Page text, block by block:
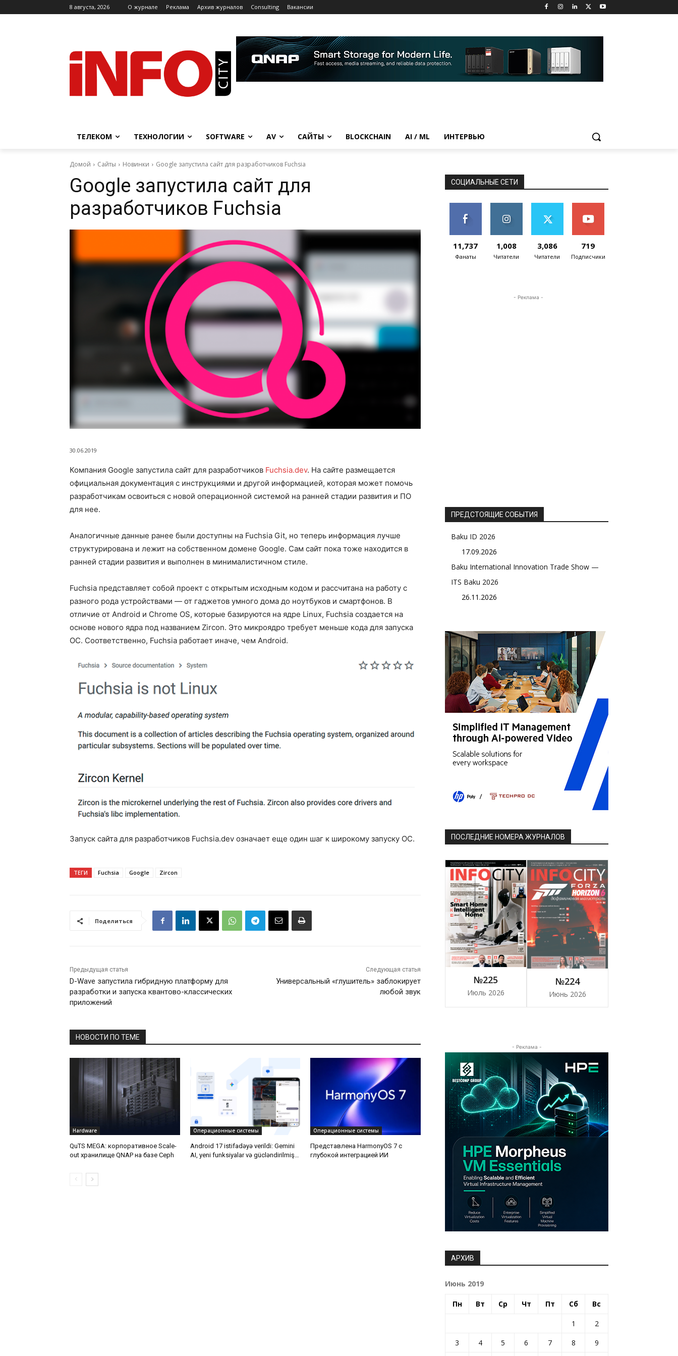
8 августа, 2026 O журнале Реклама Архив журналов Consulting Вакансии
ТЕЛЕКОМ ТЕХНОЛОГИИ SOFTWARE AV САЙТЫ BLOCKCHAIN AI / ML ИНТЕРВЬЮ
Домой Сайты Новинки Google запустила сайт для разработчиков Fuchsia
Google запустила сайт для
разработчиков Fuchsia
30.06.2019
Компания Google запустила сайт для разработчиков Fuchsia.dev. На сайте размещается
официальная документация с инструкциями и другой информацией, которая может помочь
разработчикам освоиться с новой операционной системой на ранней стадии развития и ПО
для нее.
Аналогичные данные ранее были доступны на Fuchsia Git, но теперь информация лучше
структурирована и лежит на собственном домене Google. Сам сайт пока тоже находится в
ранней стадии развития и выполнен в минималистичном стиле.
Fuchsia представляет собой проект с открытым исходным кодом и рассчитана на работу с
разного рода устройствами — от гаджетов умного дома до ноутбуков и смартфонов. В
отличие от Android и Chrome OS, которые базируются на ядре Linux, Fuchsia создается на
основе нового ядра под названием Zircon. Это микроядро требует меньше кода для запуска
ОС. Соответственно, Fuchsia работает иначе, чем Android.
Запуск сайта для разработчиков Fuchsia.dev означает еще один шаг к широкому запуску ОС.
ТЕГИ Fuchsia Google Zircon
Поделиться
Предыдущая статья
D-Wave запустила гибридную платформу для
разработки и запуска квантово-классических
приложений
Следующая статья
Универсальный «глушитель» заблокирует
любой звук
НОВОСТИ ПО ТЕМЕ
Hardware
QuTS MEGA: корпоративное Scale-
out хранилище QNAP на базе Ceph
Операционные системы
Android 17 istifadəyə verildi: Gemini
AI, yeni funksiyalar və gücləndirilmiş
Операционные системы
Представлена HarmonyOS 7 с
глубокой интеграцией ИИ
СОЦИАЛЬНЫЕ СЕТИ
11,737
Фанаты
1,008
Читатели
3,086
Читатели
719
Подписчики
- Реклама -
ПРЕДСТОЯЩИЕ СОБЫТИЯ
Baku ID 2026
17.09.2026
Baku International Innovation Trade Show —
ITS Baku 2026
26.11.2026
ПОСЛЕДНИЕ НОМЕРА ЖУРНАЛОВ
№225
Июль 2026
№224
Июнь 2026
- Реклама -
АРХИВ
Июнь 2019
Пн Вт Ср Чт Пт Сб Вс
1
2
3
4 5 6 7 8 9